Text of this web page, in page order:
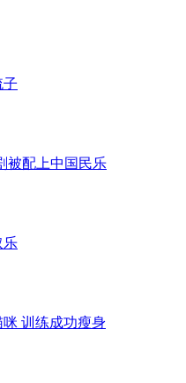
治霸凌主义
论片面不公正
车翻车
树
炮节热闹非凡 减压"枕头大战"
子
被配上中国民乐
乐
训练成功瘦身